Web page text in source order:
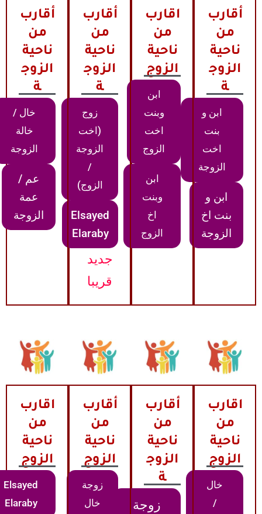
أقارب
من
ناحية
الزوج
ابن و
بنت
اخت
الزوجة
ابن و
بنت اخ
الزوجة
اقارب
من
ناحية
الزوج
وبنت
اخت
الزوج
وبنت
الزوج
أقارب
من
ناحية
الزوج
زوج
(اخت
الزوجة
الزوج)
Elsayed
Elaraby
جديد
قريبا
أقارب
من
ناحية
الزوج
خال /
خالة
الزوجة
عم /
عمة
الزوجة
اقارب
من
ناحية
الزوج
خال
أقارب
من
ناحية
الزوج
زوجة
أقارب
من
ناحية
الزوج
زوجة
خال
اقارب
من
ناحية
الزوج
Elsayed
Elaraby